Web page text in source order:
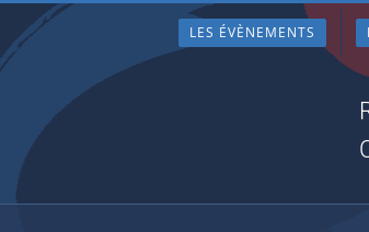
LES ÉVÈNEMENTS